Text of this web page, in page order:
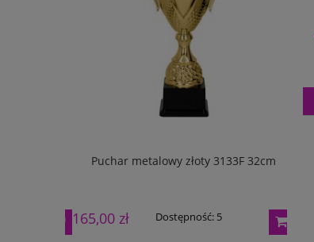
Puchar metalowy złoty 3133F 32cm
165,00 zł Dostępność:5